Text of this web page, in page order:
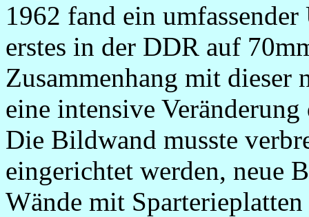
1962 fand ein
erstes in der DDR auf
Zusammenhang mit
eine intensive
Die Bildwand musste
eingerichtet werden, neue
Wände mit